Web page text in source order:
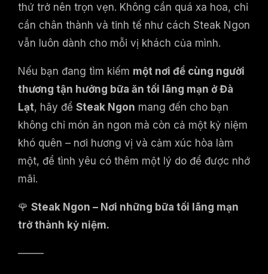
thứ trở nên trọn vẹn. Không cần quá xa hoa, chỉ
cần chân thành và tinh tế như cách Steak Ngon
vẫn luôn dành cho mỗi vị khách của mình.
Nếu bạn đang tìm kiếm một nơi để cùng người
thương tận hưởng bữa ăn tối lãng mạn ở Đà
Lạt, hãy để Steak Ngon mang đến cho bạn
không chỉ món ăn ngon mà còn cả một kỷ niệm
khó quên – nơi hương vị và cảm xúc hòa làm
một, để tình yêu có thêm một lý do để được nhớ
mãi.
🌹 Steak Ngon – Nơi những bữa tối lãng mạn
trở thành kỷ niệm.
——–